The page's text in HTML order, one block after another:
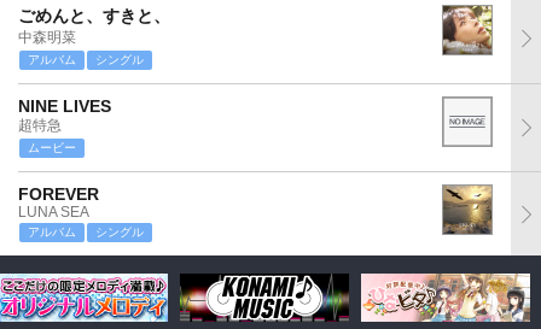
ごめんと、すきと、
中森明菜
アルバム シングル
NINE LIVES
超特急
ムービー
FOREVER
LUNA SEA
アルバム シングル